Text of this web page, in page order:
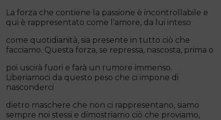
La forza che contiene la passione è incontrollabile e
qui è rappresentato come l’amore, da lui inteso
come quotidianità, sia presente in tutto ciò che
facciamo. Questa forza, se repressa, nascosta, prima o
poi uscirà fuori e farà un rumore immenso.
Liberiamoci da questo peso che ci impone di
nasconderci
dietro maschere che non ci rappresentano, siamo
sempre noi stessi e dimostriamo ciò che proviamo,